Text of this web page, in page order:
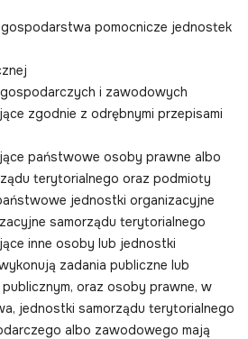
pomocnicze jednostek
i zawodowych
zgodnie z odrębnymi przepisami
państwowe osoby prawne albo
terytorialnego oraz podmioty
jednostki organizacyjne
samorządu terytorialnego
inne osoby lub jednostki
zadania publiczne lub
oraz osoby prawne, w
jednostki samorządu terytorialnego
albo zawodowego mają